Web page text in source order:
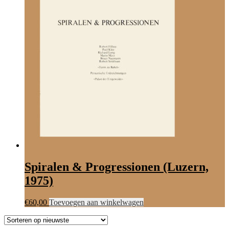
Spiralen & Progressionen (Luzern,
1975)
€60,00 Toevoegen aan winkelwagen